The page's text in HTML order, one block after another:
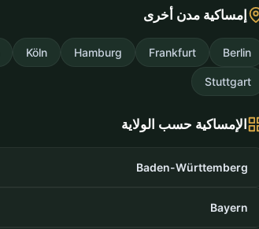
إمساكية مدن أخرى
Berlin
Frankfurt
Hamburg
Köln
Stuttgart
الإمساكية حسب الولاية
Baden-Württemberg
Bayern